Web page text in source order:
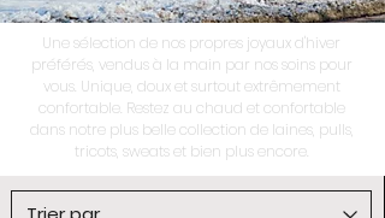
Une sélection de nos propres joyaux d'hiver
préférés, vendus à la main par nos soins pour
vous. Unique, doux et surtout extrêmement
confortable. Restez au chaud et confortable
dans notre plus belle collection de laines, pulls,
tricots, sweats et bien plus encore.